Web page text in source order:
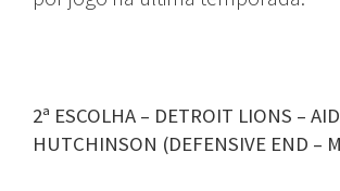
2ª ESCOLHA – DETROIT LIONS –
HUTCHINSON (DEFENSIVE END –